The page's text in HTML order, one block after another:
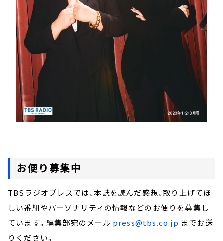
お便り募集中
TBSラジオプレスでは、本誌を読んだ感想、取り上げてほ
しい番組やパーソナリティの情報などのお便りを募集し
ています。編集部宛のメール press@tbs.co.jp までお送
りください。